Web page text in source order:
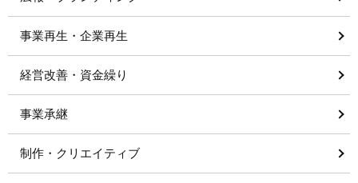
事業再生・企業再生
経営改善・資金繰り
事業承継
制作・クリエイティブ